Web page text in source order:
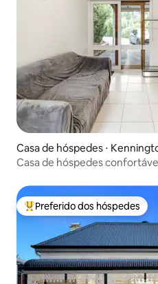
Casa de hóspedes ⋅
Casa de hóspedes
Entre os melhores preferidos
Preferido dos hóspedes